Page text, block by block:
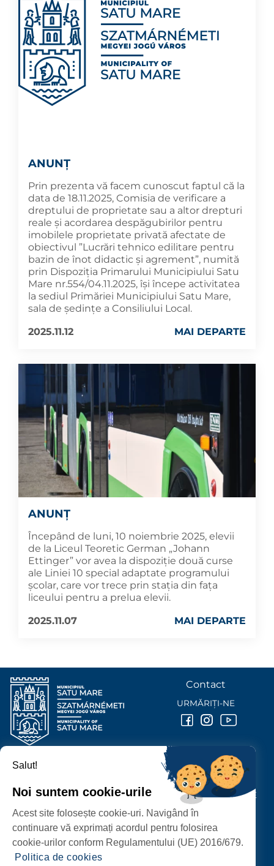
ANUNŢ
Prin prezenta vă facem cunoscut faptul că la
data de 18.11.2025, Comisia de verificare a
dreptului de proprietate sau a altor drepturi
reale şi acordarea despăgubirilor pentru
imobilele proprietate privată afectate de
obiectivul ”Lucrări tehnico edilitare pentru
bazin de înot didactic și agrement”, numită
prin Dispoziția Primarului Municipiului Satu
Mare nr.554/04.11.2025, își începe activitatea
la sediul Primăriei Municipiului Satu Mare,
sala de ședințe a Consiliului Local.
2025.11.12
MAI DEPARTE
ANUNȚ
Începând de luni, 10 noiembrie 2025, elevii
de la Liceul Teoretic German „Johann
Ettinger” vor avea la dispoziție două curse
ale Liniei 10 special adaptate programului
școlar, care vor trece prin stația din fața
liceului pentru a prelua elevii.
2025.11.07
MAI DEPARTE
PROTECȚIA DATELOR PERSONALE
PRIMĂRIA MUNICIPIULUI
P-ȚA 25 OCTOMBRIE, NR. 1 CORP M, 440026 SATU MARE
Contact
URMĂRIȚI-NE
Salut!
Noi suntem cookie-urile
Acest site folosește cookie-uri. Navigând în
continuare vă exprimați acordul pentru folosirea
cookie-urilor conform Regulamentului (UE) 2016/679.
Politica de cookies